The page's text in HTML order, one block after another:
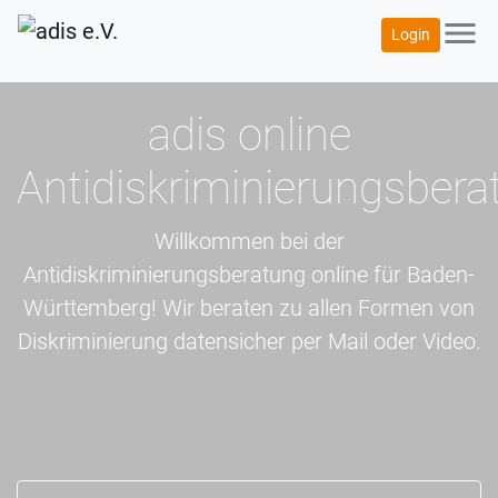
Login menu
adis online
Willkommen bei der
Antidiskriminierungsberatung online für Baden-
Württemberg! Wir beraten zu allen Formen von
Diskriminierung datensicher per Mail oder Video.